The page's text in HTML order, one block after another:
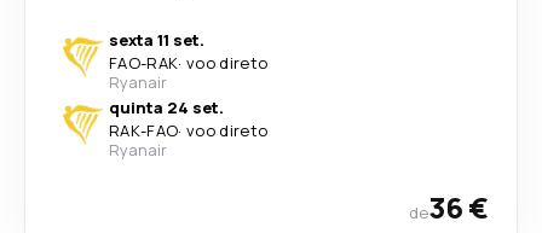
sexta 11 set.
FAO-RAK· voo direto
Ryanair
quinta 24 set.
RAK-FAO· voo direto
Ryanair
de36 €